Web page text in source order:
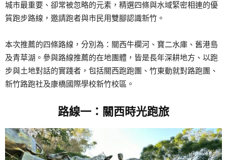
城市最重要、卻常被忽略的元素，精選四條與水域緊密相連的優
質跑步路線，邀請跑者與市民用雙腳認識新竹。
本次推薦的四條路線，分別為：關西牛欄河、寶二水庫、舊港島
及青草湖。參與路線推薦的在地團體，皆是長年深耕地方、以跑
步與土地對話的實踐者，包括關西跑跑團、竹東動就對路跑團、
新竹路跑社及康橋國際學校新竹校區。
路線一：關西時光跑旅